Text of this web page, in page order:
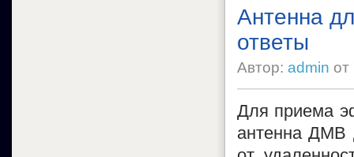
Антенна
ответы
Автор: admin от
Для приема
антенна ДМВ